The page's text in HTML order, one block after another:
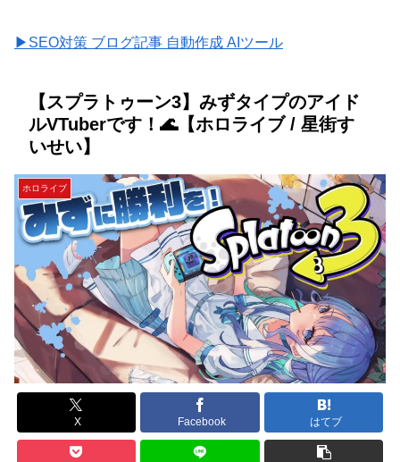
▶SEO対策 ブログ記事 自動作成 AIツール
【スプラトゥーン3】みずタイプのアイド
ルVTuberです！🌊【ホロライブ / 星街す
いせい】
ホロライブ
X Facebook はてブ